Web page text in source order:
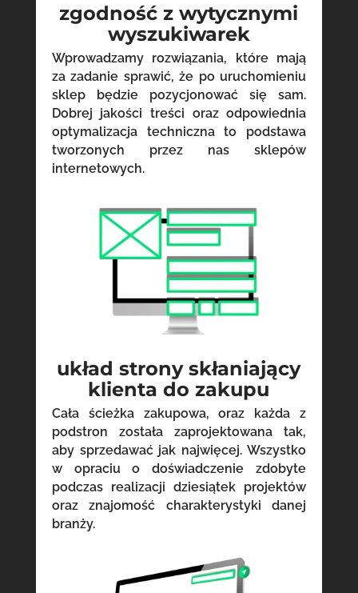
zgodność z wytycznymi
wyszukiwarek
Wprowadzamy rozwiązania, które mają
za zadanie sprawić, że po uruchomieniu
sklep będzie pozycjonować się sam.
Dobrej jakości treści oraz odpowiednia
optymalizacja techniczna to podstawa
tworzonych przez nas sklepów
internetowych.
układ strony skłaniający
klienta do zakupu
Cała ścieżka zakupowa, oraz każda z
podstron została zaprojektowana tak,
aby sprzedawać jak najwięcej. Wszystko
w opraciu o doświadczenie zdobyte
podczas realizacji dziesiątek projektów
oraz znajomość charakterystyki danej
branży.